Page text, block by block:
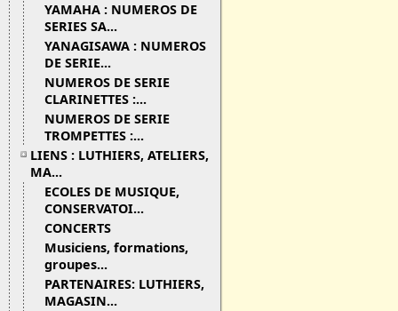
YAMAHA : NUMEROS DE
SERIES SA...
YANAGISAWA : NUMEROS
DE SERIE...
NUMEROS DE SERIE
CLARINETTES :...
NUMEROS DE SERIE
TROMPETTES :...
LIENS : LUTHIERS, ATELIERS,
MA...
ECOLES DE MUSIQUE,
CONSERVATOI...
CONCERTS
Musiciens, formations,
groupes...
PARTENAIRES: LUTHIERS,
MAGASIN...